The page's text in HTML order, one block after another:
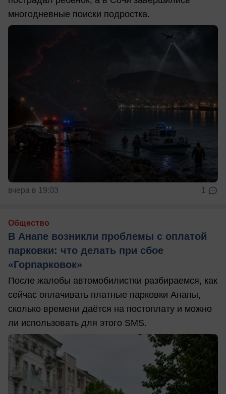
многодневные поиски подростка.
вчера в 19:03 1
Общество
В Анапе возникли проблемы с оплатой
парковки: что делать при сбое
«Горпарковок»
После жалобы автомобилистки разбираемся, как
сейчас оплачивать платные парковки Анапы,
сколько времени даётся на постоплату и можно
ли использовать для этого SMS.